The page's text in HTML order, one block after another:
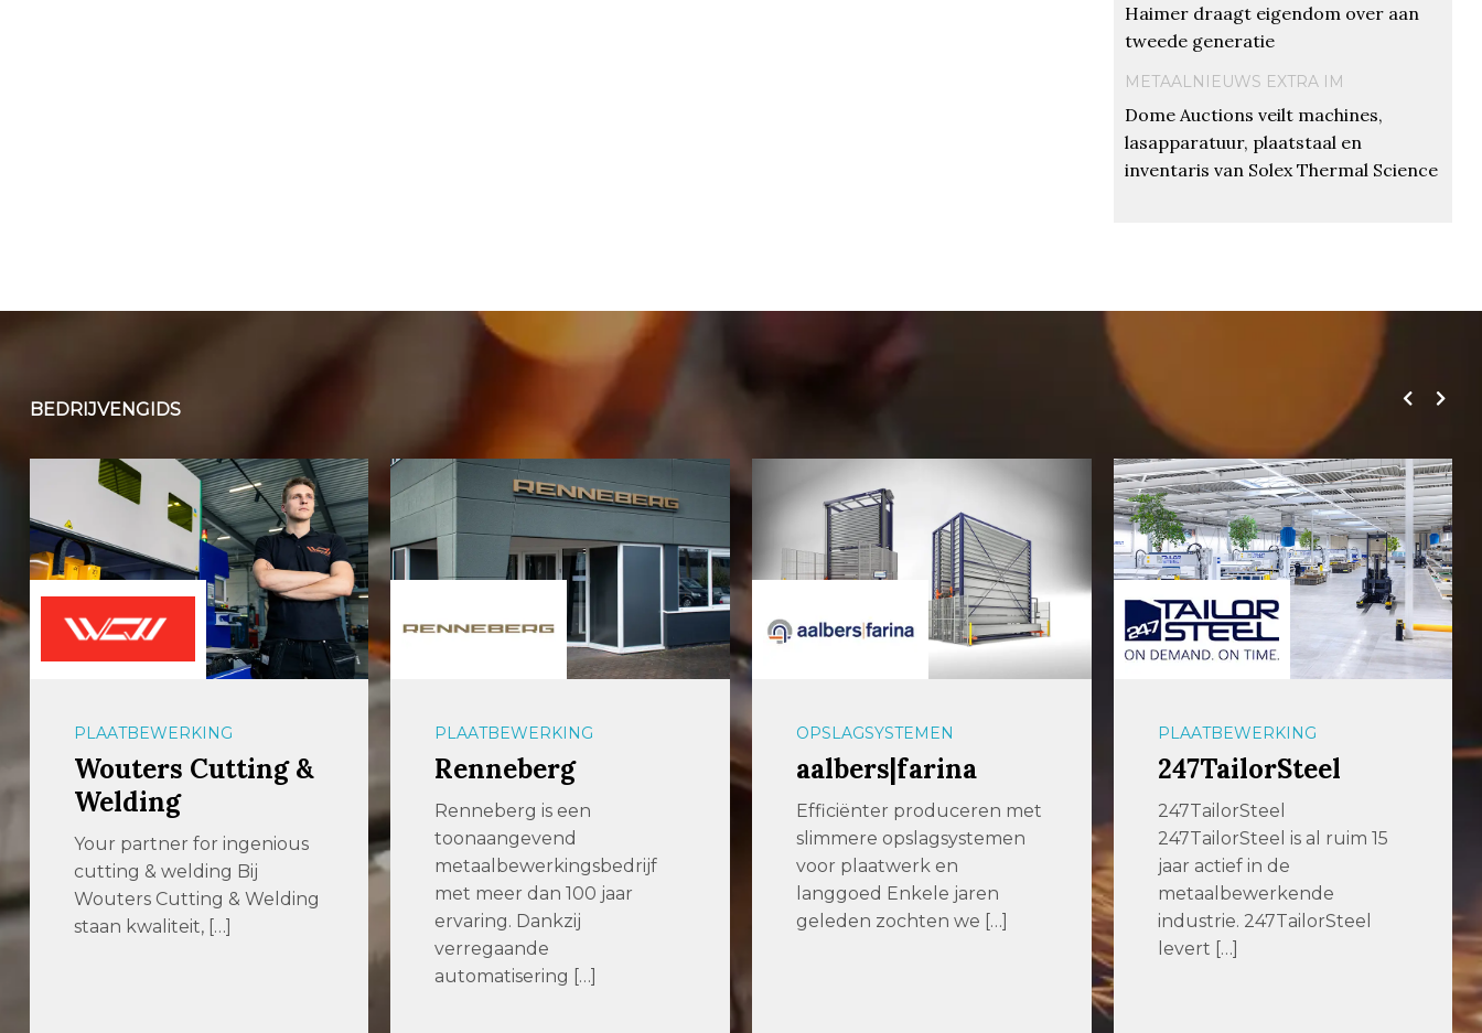
Haimer draagt eigendom over aan
tweede generatie
METAALNIEUWS EXTRA IM
Dome Auctions veilt machines,
lasapparatuur, plaatstaal en
inventaris van Solex Thermal Science
BEDRIJVENGIDS
PLAATBEWERKING
Renneberg
Renneberg is een
toonaangevend
metaalbewerkingsbedrijf
met meer dan 100 jaar
ervaring. Dankzij
OPSLAGSYSTEMEN
aalbers|farina
Efficiënter produceren met
slimmere opslagsystemen
voor plaatwerk en
langgoed Enkele jaren
geleden zochten we […]
PLAATBEWERKING
247TailorSteel
247TailorSteel
247TailorSteel is al ruim 15
jaar actief in de
metaalbewerkende
industrie. 247TailorSteel
OPLAGE
54U Media
De uitgever met het
hoogste bereik in de metaal
met de titels MetaalNieuws,
VerspaningsNieuws […]